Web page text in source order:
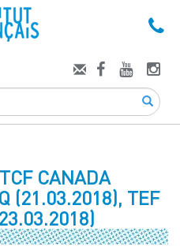
CANADA
(21.03.2018), TEF